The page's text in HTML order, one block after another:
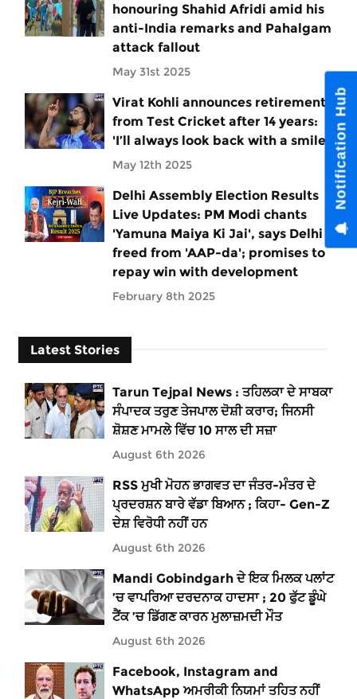
honouring Shahid Afridi amid his
anti-India remarks and Pahalgam
attack fallout
May 31st 2025
Virat Kohli announces retirement
from Test Cricket after 14 years:
'I’ll always look back with a smile'
May 12th 2025
Delhi Assembly Election Results
Live Updates: PM Modi chants
'Yamuna Maiya Ki Jai', says Delhi
freed from 'AAP-da'; promises to
repay win with development
February 8th 2025
Latest Stories
Tarun Tejpal News : ਤਹਿਲਕਾ ਦੇ ਸਾਬਕਾ
ਸੰਪਾਦਕ ਤਰੁਣ ਤੇਜਪਾਲ ਦੋਸ਼ੀ ਕਰਾਰ; ਜਿਨਸੀ
ਸ਼ੋਸ਼ਣ ਮਾਮਲੇ ਵਿੱਚ 10 ਸਾਲ ਦੀ ਸਜ਼ਾ
August 6th 2026
RSS ਮੁਖੀ ਮੋਹਨ ਭਾਗਵਤ ਦਾ ਜੰਤਰ-ਮੰਤਰ ਦੇ
ਪ੍ਰਦਰਸ਼ਨ ਬਾਰੇ ਵੱਡਾ ਬਿਆਨ ; ਕਿਹਾ- Gen-Z
ਦੇਸ਼ ਵਿਰੋਧੀ ਨਹੀਂ ਹਨ
August 6th 2026
Mandi Gobindgarh ਦੇ ਇਕ ਮਿਲਕ ਪਲਾਂਟ
’ਚ ਵਾਪਰਿਆ ਦਰਦਨਾਕ ਹਾਦਸਾ ; 20 ਫੁੱਟ ਡੂੰਘੇ
ਟੈਂਕ ’ਚ ਡਿੱਗਣ ਕਾਰਨ ਮੁਲਾਜ਼ਮਦੀ ਮੌਤ
August 6th 2026
Facebook, Instagram and
WhatsApp ਅਮਰੀਕੀ ਨਿਯਮਾਂ ਤਹਿਤ ਨਹੀਂ